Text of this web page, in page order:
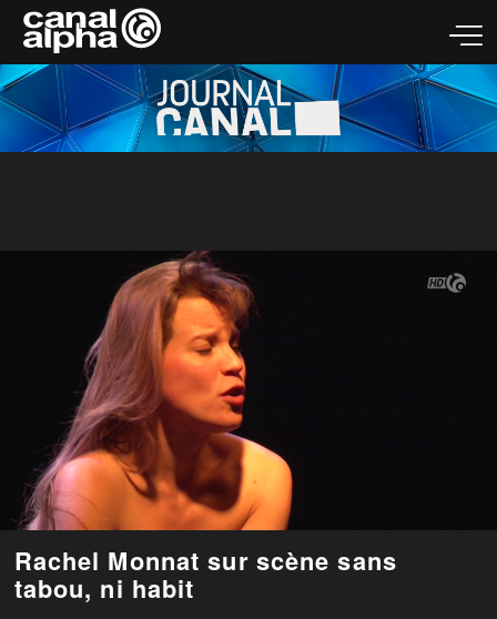
Rachel Monnat sur scène sans
tabou, ni habit